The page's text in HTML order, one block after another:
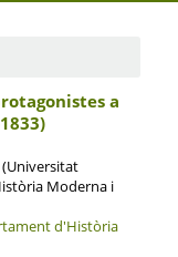
a
Moderna i
d'Història